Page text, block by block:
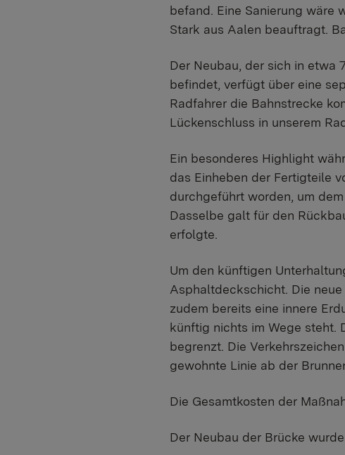
befand. Eine Sanierung wäre
Stark aus Aalen beauftragt.
Der Neubau, der sich in etwa
befindet, verfügt über eine
Radfahrer die Bahnstrecke
Lückenschluss in unserem
Ein besonderes Highlight
das Einheben der Fertigteile
durchgeführt worden, um
Dasselbe galt für den
erfolgte.
Um den künftigen
Asphaltdeckschicht. Die
zudem bereits eine innere
künftig nichts im Wege steht.
begrenzt. Die
gewohnte Linie ab der
Die Gesamtkosten der
Der Neubau der Brücke